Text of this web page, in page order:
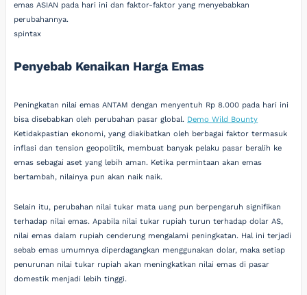
emas ASIAN pada hari ini dan faktor-faktor yang menyebabkan
perubahannya.
spintax
Penyebab Kenaikan Harga Emas
Peningkatan nilai emas ANTAM dengan menyentuh Rp 8.000 pada hari ini
bisa disebabkan oleh perubahan pasar global. Demo Wild Bounty
Ketidakpastian ekonomi, yang diakibatkan oleh berbagai faktor termasuk
inflasi dan tension geopolitik, membuat banyak pelaku pasar beralih ke
emas sebagai aset yang lebih aman. Ketika permintaan akan emas
bertambah, nilainya pun akan naik naik.
Selain itu, perubahan nilai tukar mata uang pun berpengaruh signifikan
terhadap nilai emas. Apabila nilai tukar rupiah turun terhadap dolar AS,
nilai emas dalam rupiah cenderung mengalami peningkatan. Hal ini terjadi
sebab emas umumnya diperdagangkan menggunakan dolar, maka setiap
penurunan nilai tukar rupiah akan meningkatkan nilai emas di pasar
domestik menjadi lebih tinggi.